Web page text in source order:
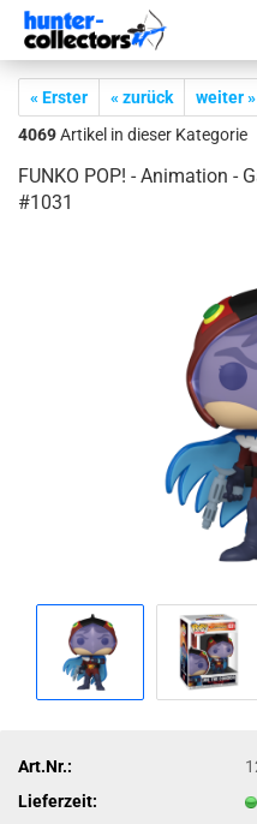
« Erster « zurück weiter »
4069Artikel in dieser Kategorie
FUNKO POP! - Ani­ma­ti­on -
#1031
Art.Nr.:
Lieferzeit: